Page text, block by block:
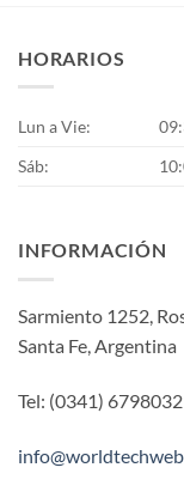
HORARIOS
Lun a Vie:
Sáb:
INFORMACIÓN
Sarmiento 1252,
Santa Fe, Argentina
Tel: (0341) 6798032